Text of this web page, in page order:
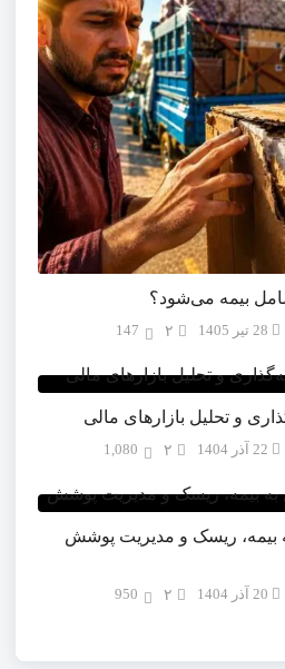
بیمه می‌شود؟
28 تیر 1405 147
و تحلیل بازارهای مالی
22 آذر 1404 1,080
بیمه، ریسک و مدیریت پوشش
20 آذر 1404 950